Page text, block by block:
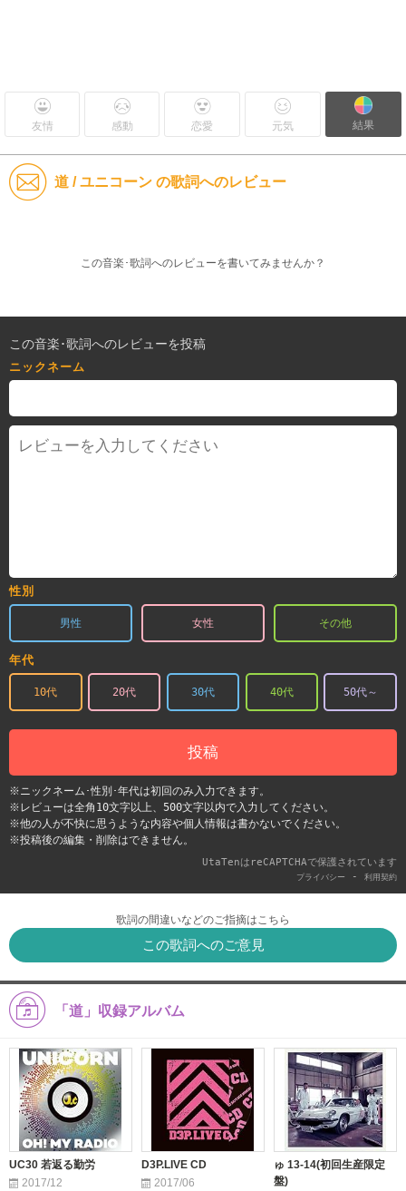
友情 感動 恋愛 元気 結果
道 / ユニコーン の歌詞へのレビュー
この音楽･歌詞へのレビューを書いてみませんか？
この音楽･歌詞へのレビューを投稿
ニックネーム
性別
男性 女性 その他
年代
10代 20代 30代 40代 50代～
投稿
※ニックネーム･性別･年代は初回のみ入力できます。
※レビューは全角10文字以上、500文字以内で入力してください。
※他の人が不快に思うような内容や個人情報は書かないでください。
※投稿後の編集・削除はできません。
UtaTenはreCAPTCHAで保護されています
プライバシー - 利用契約
歌詞の間違いなどのご指摘はこちら
この歌詞へのご意見
「道」収録アルバム
UC30 若返る勤労
2017/12
D3P.LIVE CD
2017/06
ゅ 13-14(初回生産限定
盤)